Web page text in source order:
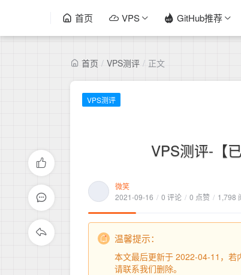
首页 VPS GitHub推荐
首页 / VPS测评 / 正文
VPS测评
VPS测评-【
微笑
2021-09-16 / 0 评论 / 0 点赞 / 1,798
温馨提示：
本文最后更新于 2022-04-11，若
请联系我们删除。